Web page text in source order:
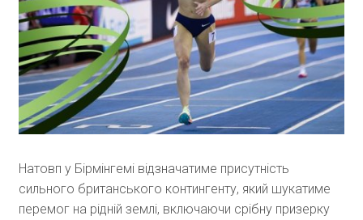
Натовп у Бірмінгемі відзначатиме присутність
сильного британського контингенту, який шукатиме
перемог на рідній землі, включаючи срібну призерку